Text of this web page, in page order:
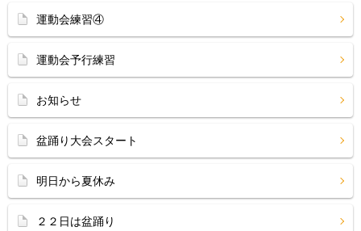
運動会練習④
運動会予行練習
お知らせ
盆踊り大会スタート
明日から夏休み
２２日は盆踊り